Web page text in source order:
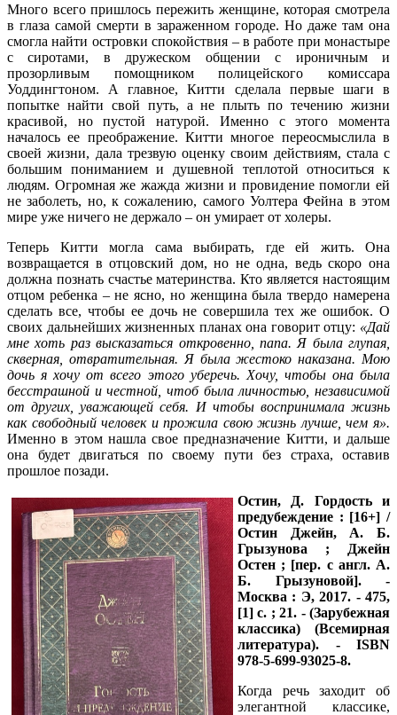
Много всего пришлось пережить женщине, которая смотрела
в глаза самой смерти в зараженном городе. Но даже там она
смогла найти островки спокойствия – в работе при монастыре
с сиротами, в дружеском общении с ироничным и
прозорливым помощником полицейского комиссара
Уоддингтоном. А главное, Китти сделала первые шаги в
попытке найти свой путь, а не плыть по течению жизни
красивой, но пустой натурой. Именно с этого момента
началось ее преображение. Китти многое переосмыслила в
своей жизни, дала трезвую оценку своим действиям, стала с
большим пониманием и душевной теплотой относиться к
людям. Огромная же жажда жизни и провидение помогли ей
не заболеть, но, к сожалению, самого Уолтера Фейна в этом
мире уже ничего не держало – он умирает от холеры.
Теперь Китти могла сама выбирать, где ей жить. Она
возвращается в отцовский дом, но не одна, ведь скоро она
должна познать счастье материнства. Кто является настоящим
отцом ребенка – не ясно, но женщина была твердо намерена
сделать все, чтобы ее дочь не совершила тех же ошибок. О
своих дальнейших жизненных планах она говорит отцу: «Дай
мне хоть раз высказаться откровенно, папа. Я была глупая,
скверная, отвратительная. Я была жестоко наказана. Мою
дочь я хочу от всего этого уберечь. Хочу, чтобы она была
бесстрашной и честной, чтоб была личностью, независимой
от других, уважающей себя. И чтобы воспринимала жизнь
как свободный человек и прожила свою жизнь лучше, чем я».
Именно в этом нашла свое предназначение Китти, и дальше
она будет двигаться по своему пути без страха, оставив
прошлое позади.
Остин, Д. Гордость и
предубеждение : [16+] /
Остин Джейн, А. Б.
Грызунова ; Джейн
Остен ; [пер. с англ. А.
Б. Грызуновой]. -
Москва : Э, 2017. - 475,
[1] c. ; 21. - (Зарубежная
классика) (Всемирная
литература).
- ISBN
978-5-699-93025-8.
Когда речь заходит об
элегантной классике,